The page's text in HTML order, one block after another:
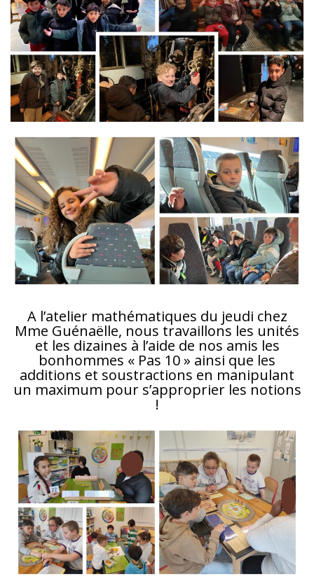
A l’atelier mathématiques du jeudi chez
Mme Guénaëlle, nous travaillons les unités
et les dizaines à l’aide de nos amis les
bonhommes « Pas 10 » ainsi que les
additions et soustractions en manipulant
un maximum pour s’approprier les notions
!